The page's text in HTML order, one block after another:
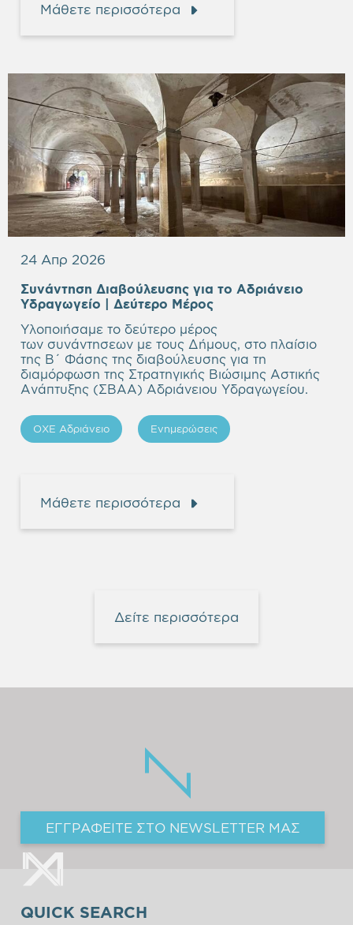
Μάθετε περισσότερα
24 Απρ 2026
Συνάντηση Διαβούλευσης για το Αδριάνειο
Υδραγωγείο
| Δεύτερο Μέρος
Υλοποιήσαμε το δεύτερο μέρος
των συνάντησεων με τους Δήμους, στο πλαίσιο
της Β΄ Φάσης της διαβούλευσης για τη
διαμόρφωση της Στρατηγικής Βιώσιμης Αστικής
Ανάπτυξης (ΣΒΑΑ) Αδριάνειου Υδραγωγείου.
ΟΧΕ Αδριάνειο Ενημερώσεις
Μάθετε περισσότερα
Δείτε περισσότερα
ΕΓΓΡΑΦΕΙΤΕ ΣΤΟ NEWSLETTER ΜΑΣ
QUICK SEARCH